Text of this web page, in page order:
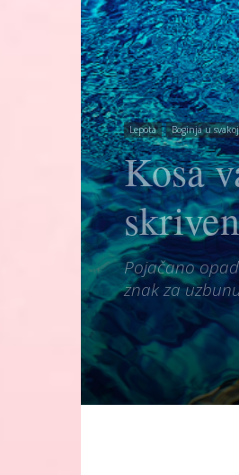
Lepota Boginja u
Kosa
Pojačano
znak za